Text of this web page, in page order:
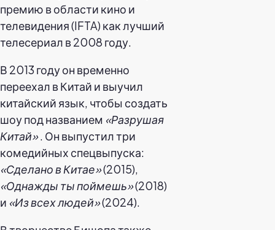
премию в области кино и
телевидения (IFTA) как лучший
телесериал в 2008 году.
В 2013 году он временно
переехал в Китай и выучил
китайский язык, чтобы создать
шоу под названием «Разрушая
Китай». Он выпустил три
комедийных спецвыпуска:
«Сделано в Китае»(2015),
«Однажды ты поймешь»(2018)
и «Из всех людей»(2024).